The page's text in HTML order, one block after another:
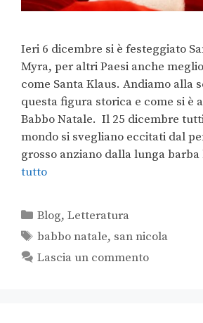
Ieri 6 dicembre si è festeggiato
Myra, per altri Paesi anche
come Santa Klaus. Andiamo alla
questa figura storica e come si è
Babbo Natale. Il 25 dicembre
mondo si svegliano eccitati dal
grosso anziano dalla lunga
tutto
Blog,Letteratura
babbo natale, san nicola
Lascia un commento